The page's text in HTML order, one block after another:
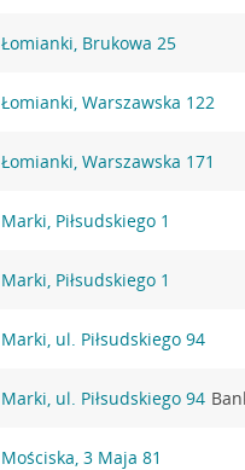
Łomianki, Brukowa 25
Łomianki, Warszawska 122
Łomianki, Warszawska 171
Marki, Piłsudskiego 1
Marki, Piłsudskiego 1
Marki, ul. Piłsudskiego 94
Marki, ul. Piłsudskiego 94
Mościska, 3 Maja 81